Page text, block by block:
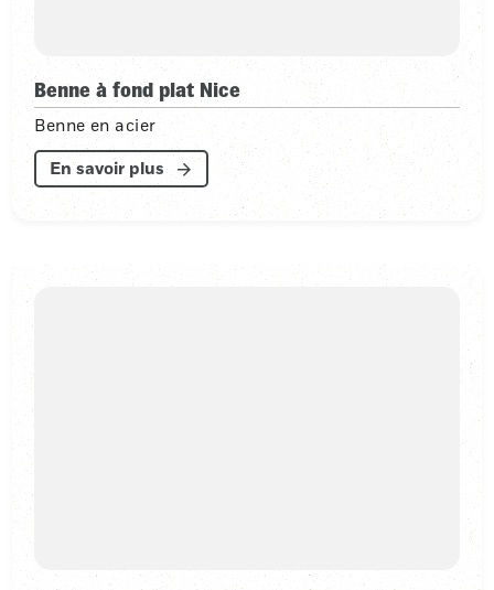
Benne à fond plat Nice
Benne en acier
En savoir plus